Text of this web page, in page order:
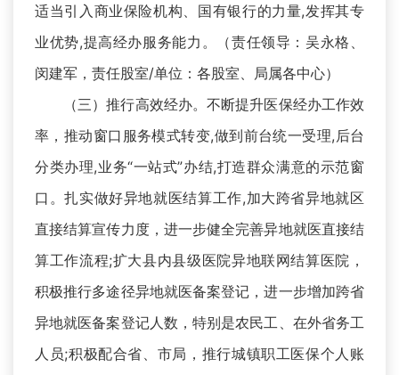
适当引入商业保险机构、国有银行的力量,发挥其专
业优势,提高经办服务能力。（责任领导：吴永格、
闵建军，责任股室/单位：各股室、局属各中心）
（三）推行高效经办。不断提升医保经办工作效
率，推动窗口服务模式转变,做到前台统一受理,后台
分类办理,业务“一站式”办结,打造群众满意的示范窗
口。扎实做好异地就医结算工作,加大跨省异地就区
直接结算宣传力度，进一步健全完善异地就医直接结
算工作流程;扩大县内县级医院异地联网结算医院，
积极推行多途径异地就医备案登记，进一步增加跨省
异地就医备案登记人数，特别是农民工、在外省务工
人员;积极配合省、市局，推行城镇职工医保个人账